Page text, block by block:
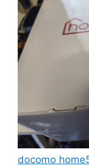
docomo